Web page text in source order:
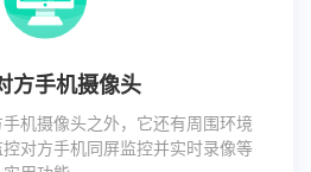
方手机摄像头
机摄像头之外，它还有周围环境
对方手机同屏监控并实时录像等